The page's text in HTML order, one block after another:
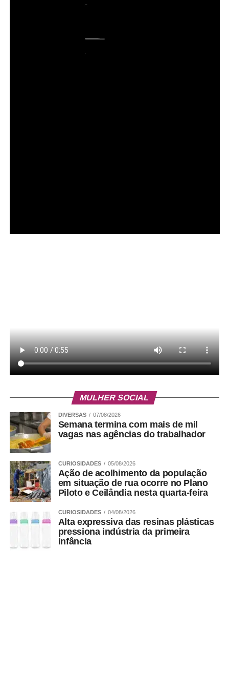
MULHER SOCIAL
DIVERSAS 07/08/2026
Semana termina com mais de mil
vagas nas agências do trabalhador
CURIOSIDADES 05/08/2026
Ação de acolhimento da população
em situação de rua ocorre no Plano
Piloto e Ceilândia nesta quarta-feira
CURIOSIDADES 04/08/2026
Alta expressiva das resinas plásticas
pressiona indústria da primeira
infância